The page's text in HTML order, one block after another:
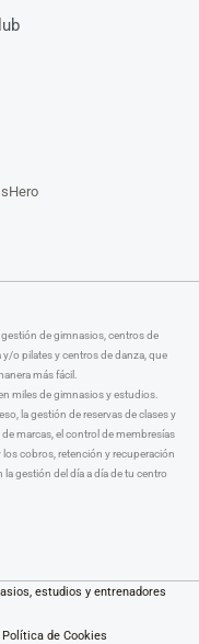
de gimnasios, centros de
o pilates y centros de danza, que
más fácil.
miles de gimnasios y estudios.
la gestión de reservas de clases y
marcas, el control de membresías
cobros, retención y recuperación
gestión del día a día de tu centro
estudios y entrenadores
Política de Cookies